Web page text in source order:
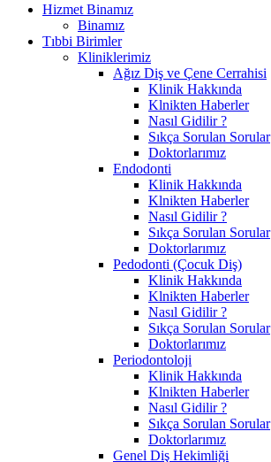
Hizmet Binamız
Binamız
Tıbbi Birimler
Kliniklerimiz
Ağız Diş ve Çene Cerrahisi
Klinik Hakkında
Klnikten Haberler
Nasıl Gidilir ?
Sıkça Sorulan Sorular
Doktorlarımız
Endodonti
Klinik Hakkında
Klnikten Haberler
Nasıl Gidilir ?
Sıkça Sorulan Sorular
Doktorlarımız
Pedodonti (Çocuk Diş)
Klinik Hakkında
Klnikten Haberler
Nasıl Gidilir ?
Sıkça Sorulan Sorular
Doktorlarımız
Periodontoloji
Klinik Hakkında
Klnikten Haberler
Nasıl Gidilir ?
Sıkça Sorulan Sorular
Doktorlarımız
Genel Diş Hekimliği